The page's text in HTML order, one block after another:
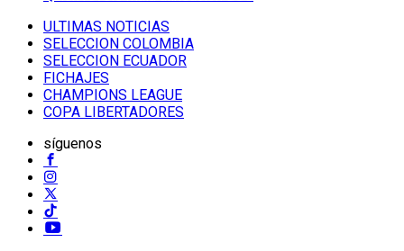
ULTIMAS NOTICIAS
SELECCION COLOMBIA
SELECCION ECUADOR
FICHAJES
CHAMPIONS LEAGUE
COPA LIBERTADORES
síguenos